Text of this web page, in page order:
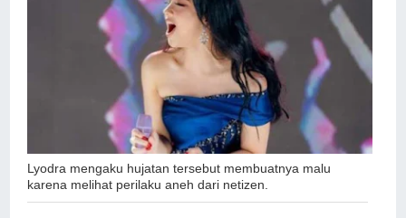
Lyodra mengaku hujatan tersebut membuatnya malu
karena melihat perilaku aneh dari netizen.